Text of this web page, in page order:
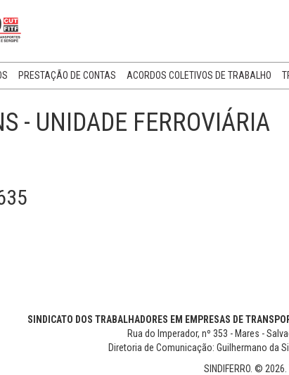
PRESTAÇÃO DE CONTAS ACORDOS COLETIVOS DE TRABALHO
- UNIDADE FERROVIÁRIA
SINDICATO DOS TRABALHADORES EM EMPRESAS DE
Rua do Imperador, nº 353 - Mares -
Diretoria de Comunicação: Guilhermano da
SINDIFERRO. ©